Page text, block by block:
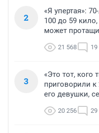
2
«Я упертая»:
100 до 59
может
21 568 19
3
«Это тот, кого
приговорили к
его девушки,
20 256 29